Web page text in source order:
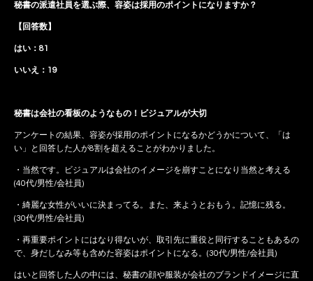
秘書の派遣社員を選ぶ際、容姿は採用のポイントになりますか？
【回答数】
はい：81
いいえ：19
秘書は会社の看板のようなもの！ビジュアルが大切
アンケートの結果、容姿が採用のポイントになるかどうかについて、「は
い」と回答した人が8割を超えることがわかりました。
・当然です。ビジュアルは会社のイメージを崩すことになり当然と考える
(40代/男性/会社員)
・綺麗な女性がいいに決まってる。また、来ようとおもう。記憶に残る。
(30代/男性/会社員)
・再重要ポイントにはなり得ないが、取引先に重役と同行することもあるの
で、身だしなみ等も含めた容姿はポイントになる。(30代/男性/会社員)
はいと回答した人の中には、秘書の顔や服装が会社のブランドイメージに直